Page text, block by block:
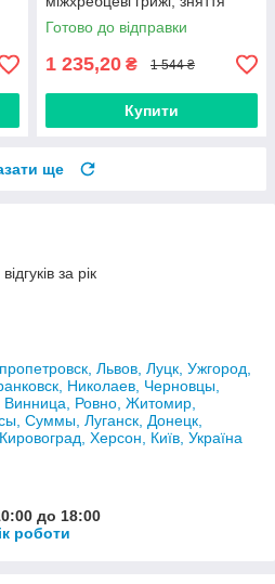
болю, напруження, масаж
Готово до відправки
1 235,20 ₴ 1 544 ₴
Купити
ще
за рік
Львов, Луцк, Ужгород,
Николаев, Черновцы,
Винница, Ровно, Житомир,
Суммы, Луганск, Донецк,
Херсон, Київ, Україна
до 18:00
роботи